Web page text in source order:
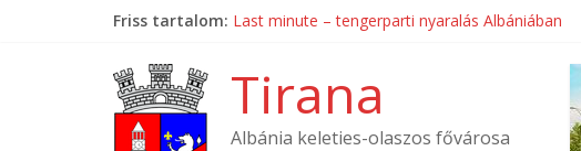
Friss tartalom: Last minute – tengerparti nyaralás Albániában
La Bohème Hotel ****
Tirana International Hotel ****
Tirana
Albánia keleties-olaszos fővárosa